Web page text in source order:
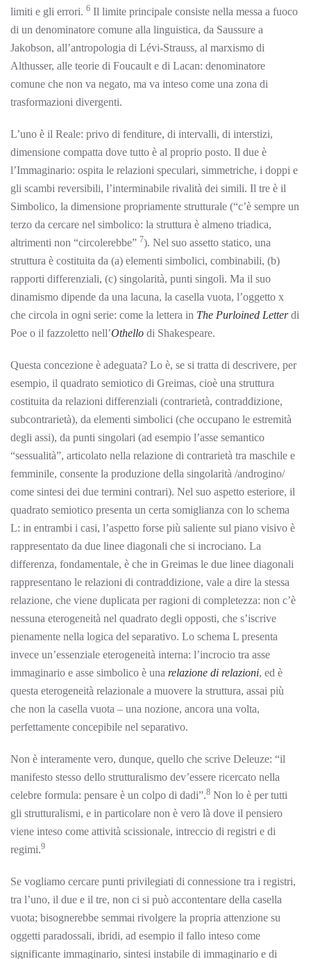
limiti e gli errori. 6 Il limite principale consiste nella messa a fuoco
di un denominatore comune alla linguistica, da Saussure a
Jakobson, all’antropologia di Lévi-Strauss, al marxismo di
Althusser, alle teorie di Foucault e di Lacan: denominatore
comune che non va negato, ma va inteso come una zona di
trasformazioni divergenti.
L’uno è il Reale: privo di fenditure, di intervalli, di interstizi,
dimensione compatta dove tutto è al proprio posto. Il due è
l’Immaginario: ospita le relazioni speculari, simmetriche, i doppi e
gli scambi reversibili, l’interminabile rivalità dei simili. Il tre è il
Simbolico, la dimensione propriamente strutturale (“c’è sempre un
terzo da cercare nel simbolico: la struttura è almeno triadica,
altrimenti non “circolerebbe” 7). Nel suo assetto statico, una
struttura è costituita da (a) elementi simbolici, combinabili, (b)
rapporti differenziali, (c) singolarità, punti singoli. Ma il suo
dinamismo dipende da una lacuna, la casella vuota, l’oggetto x
che circola in ogni serie: come la lettera in The Purloined Letterdi
Poe o il fazzoletto nell’Othello di Shakespeare.
Questa concezione è adeguata? Lo è, se si tratta di descrivere, per
esempio, il quadrato semiotico di Greimas, cioè una struttura
costituita da relazioni differenziali (contrarietà, contraddizione,
subcontrarietà), da elementi simbolici (che occupano le estremità
degli assi), da punti singolari (ad esempio l’asse semantico
“sessualità”, articolato nella relazione di contrarietà tra maschile e
femminile, consente la produzione della singolarità /androgino/
come sintesi dei due termini contrari). Nel suo aspetto esteriore, il
quadrato semiotico presenta un certa somiglianza con lo schema
L: in entrambi i casi, l’aspetto forse più saliente sul piano visivo è
rappresentato da due linee diagonali che si incrociano. La
differenza, fondamentale, è che in Greimas le due linee diagonali
rappresentano le relazioni di contraddizione, vale a dire la stessa
relazione, che viene duplicata per ragioni di completezza: non c’è
nessuna eterogeneità nel quadrato degli opposti, che s’iscrive
pienamente nella logica del separativo. Lo schema L presenta
invece un’essenziale eterogeneità interna: l’incrocio tra asse
immaginario e asse simbolico è una relazione di relazioni, ed è
questa eterogeneità relazionale a muovere la struttura, assai più
che non la casella vuota – una nozione, ancora una volta,
perfettamente concepibile nel separativo.
Non è interamente vero, dunque, quello che scrive Deleuze: “il
manifesto stesso dello strutturalismo dev’essere ricercato nella
celebre formula: pensare è un colpo di dadi”.8 Non lo è per tutti
gli strutturalismi, e in particolare non è vero là dove il pensiero
viene inteso come attività scissionale, intreccio di registri e di
regimi.9
Se vogliamo cercare punti privilegiati di connessione tra i registri,
tra l’uno, il due e il tre, non ci si può accontentare della casella
vuota; bisognerebbe semmai rivolgere la propria attenzione su
oggetti paradossali, ibridi, ad esempio il fallo inteso come
significante immaginario, sintesi instabile di immaginario e di